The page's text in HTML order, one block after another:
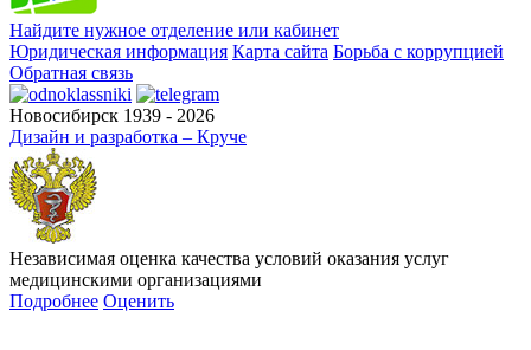
Найдите нужное отделение или кабинет
Юридическая информация Карта сайта Борьба с коррупцией
Обратная связь
Новосибирск 1939 - 2026
Дизайн и разработка – Круче
Независимая оценка качества условий оказания услуг
медицинскими организациями
Подробнее Оценить